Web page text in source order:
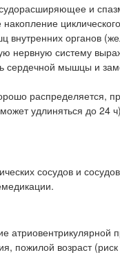
и
органов
нервную систему
сердечной мышцы и
распределяется,
удлиняться до 24
сосудов и
атриовентрикулярной
пожилой возраст